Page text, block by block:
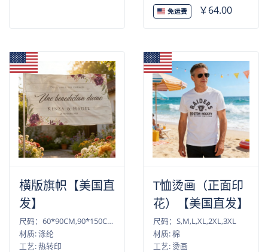
免运费 ￥64.00
横版旗帜【美国直
发】
尺码：60*90CM,90*150CM,120*180CM,150*240CM
材质: 涤纶
工艺: 热转印
T恤烫画（正面印
花）【美国直发】
尺码：S,M,L,XL,2XL,3XL
材质: 棉
工艺: 烫画